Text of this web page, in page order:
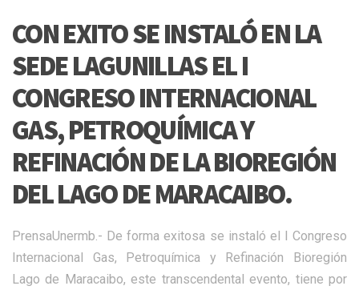
CON EXITO SE INSTALÓ EN LA
SEDE LAGUNILLAS EL I
CONGRESO INTERNACIONAL
GAS, PETROQUÍMICA Y
REFINACIÓN DE LA BIOREGIÓN
DEL LAGO DE MARACAIBO.
PrensaUnermb.- De forma exitosa se instaló el I Congreso
Internacional Gas, Petroquímica y Refinación Bioregión
Lago de Maracaibo, este transcendental evento, tiene por